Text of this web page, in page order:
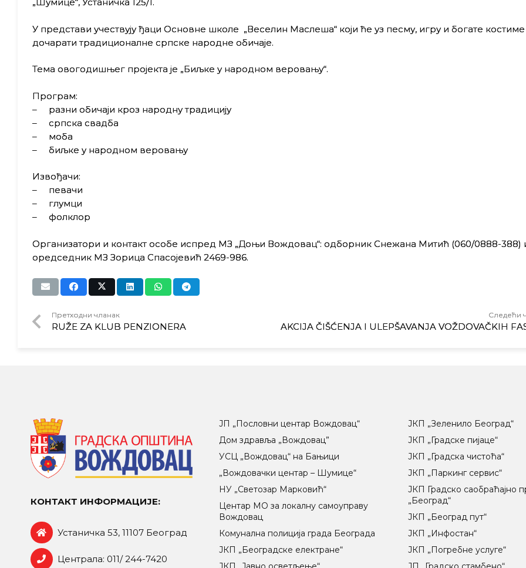
У представи учествују ђаци Основне школе „Веселин Маслеша“ који ће уз песму, игру и богате костиме
дочарати традиционалне српске народне обичаје.
Тема овогодишњег пројекта је „Биљке у народном веровању“.
Програм:
– разни обичаји кроз народну традицију
– српска свадба
– моба
– биљке у народном веровању
Извођачи:
– певачи
– глумци
– фолклор
Организатори и контакт особе испред МЗ „Доњи Вождовац“: одборник Снежана Митић (060/0888-388)
оредседник МЗ Зорица Спасојевић 2469-986.
Претходни чланак
RUŽE ZA KLUB PENZIONERA
Следећи
AKCIJA ČIŠĆENJA I ULEPŠAVANJA VOŽDOVAČKIH
КОНТАКТ ИНФОРМАЦИЈЕ:
Устаничка 53, 11107 Београд
Централа: 011/ 244-7420
ЈП „Пословни центар Вождовац“
Дом здравља „Вождовац”
УСЦ „Вождовац“ на Бањици
„Вождовачки центар – Шумице“
НУ „Светозар Марковић“
Центар МO за локалну самоуправу
Вождовац
Комунална полиција града Београда
ЈКП „Београдске електране“
ЈКП „Зеленило Београд“
ЈКП „Градске пијаце“
ЈКП „Градска чистоћа“
ЈКП „Паркинг сервис“
ЈКП Градско саобраћајно
„Београд“
ЈКП „Београд пут“
ЈКП „Инфостан“
ЈКП „Погребне услуге“